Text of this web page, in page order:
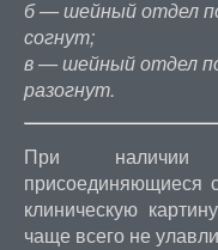
б — шейный отдел
согнут;
в — шейный отдел
разогнут.
При наличии
присоединяющиеся
клиническую
чаще всего не